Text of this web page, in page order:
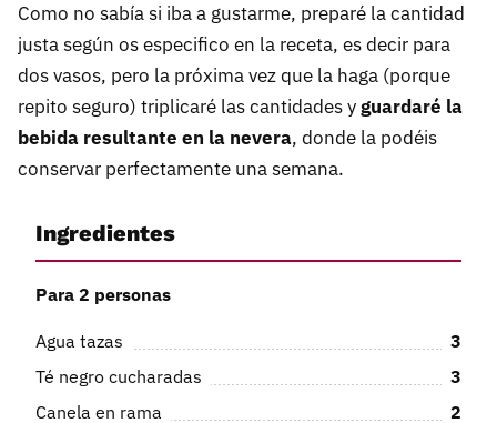
Como no sabía si iba a gustarme, preparé la cantidad
justa según os especifico en la receta, es decir para
dos vasos, pero la próxima vez que la haga (porque
repito seguro) triplicaré las cantidades yguardaré la
bebida resultante en la nevera, donde la podéis
conservar perfectamente una semana.
Ingredientes
Para 2 personas
Agua tazas
3
Té negro cucharadas
3
Canela en rama
2